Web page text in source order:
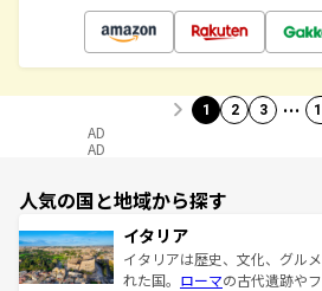
1 2 3 …
AD
AD
人気の国と地域から探す
イタリア
イタリアは歴史、文化、グル
れた国。 ローマの古代遺跡や